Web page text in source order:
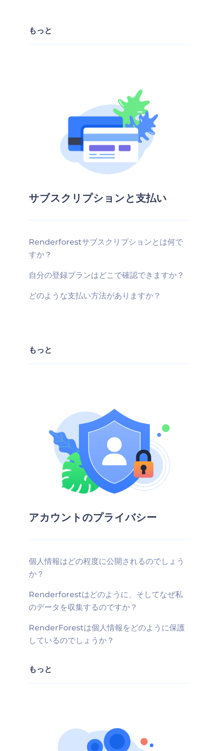
もっと
サブスクリプションと支払い
Renderforestサブスクリプションとは何で
すか？
自分の登録プランはどこで確認できますか？
どのような支払い方法がありますか？
もっと
アカウントのプライバシー
個人情報はどの程度に公開されるのでしょう
か？
Renderforestはどのように、そしてなぜ私
のデータを収集するのですか？
RenderForestは個人情報をどのように保護
しているのでしょうか？
もっと